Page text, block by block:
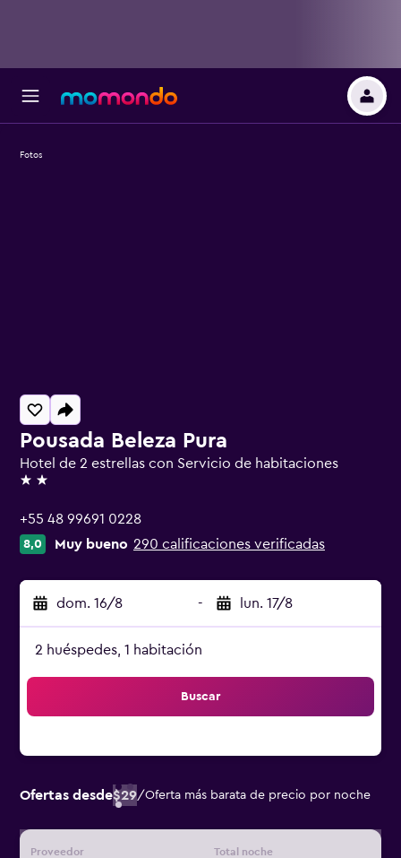
Pousada Beleza Pura
Hotel de 2 estrellas con Servicio de habitaciones
2 estrellas
+55 48 99691 0228
8,0 Muy bueno 290 calificaciones verificadas
dom. 16/8 - lun. 17/8
2 huéspedes, 1 habitación
Buscar
Ofertas desde$29/Oferta más barata de precio por noche
Proveedor Total noche
Fotos